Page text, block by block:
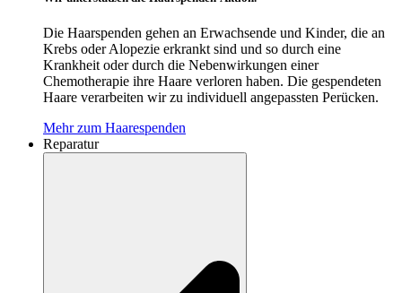
Die Haarspenden gehen an Erwachsende und Kinder, die an
Krebs oder Alopezie erkrankt sind und so durch eine
Krankheit oder durch die Nebenwirkungen einer
Chemotherapie ihre Haare verloren haben. Die gespendeten
Haare verarbeiten wir zu individuell angepassten Perücken.
Mehr zum Haarespenden
Reparatur